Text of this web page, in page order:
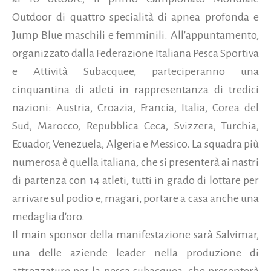
Outdoor di quattro specialità di apnea profonda e
Jump Blue maschili e femminili. All'appuntamento,
organizzato dalla Federazione Italiana Pesca Sportiva
e Attività Subacquee, parteciperanno una
cinquantina di atleti in rappresentanza di tredici
nazioni: Austria, Croazia, Francia, Italia, Corea del
Sud, Marocco, Repubblica Ceca, Svizzera, Turchia,
Ecuador, Venezuela, Algeria e Messico. La squadra più
numerosa è quella italiana, che si presenterà ai nastri
di partenza con 14 atleti, tutti in grado di lottare per
arrivare sul podio e, magari, portare a casa anche una
medaglia d'oro.
Il main sponsor della manifestazione sarà Salvimar,
una delle aziende leader nella produzione di